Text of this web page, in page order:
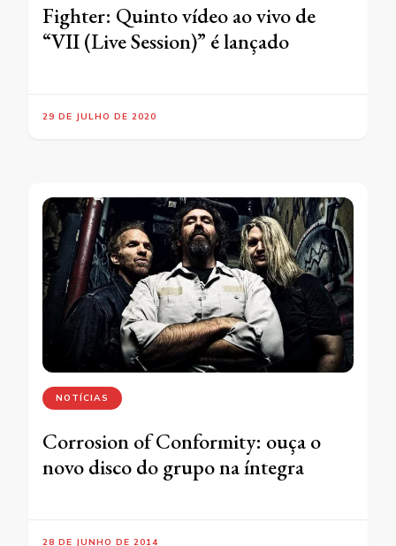
Fighter: Quinto vídeo ao vivo de
“VII (Live Session)” é lançado
29 DE JULHO DE 2020
NOTÍCIAS
Corrosion of Conformity: ouça o
novo disco do grupo na íntegra
28 DE JUNHO DE 2014